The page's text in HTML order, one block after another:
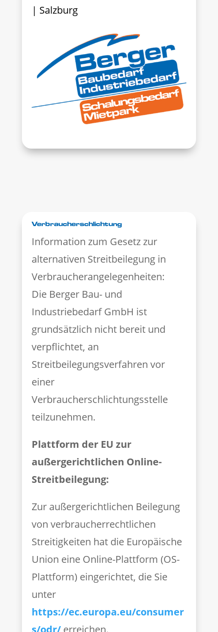
| Salzburg
Verbraucherschlichtung
Information zum Gesetz zur
alternativen Streitbeilegung in
Verbraucherangelegenheiten:
Die Berger Bau- und
Industriebedarf GmbH ist
grundsätzlich nicht bereit und
verpflichtet, an
Streitbeilegungsverfahren vor
einer
Verbraucherschlichtungsstelle
teilzunehmen.
Plattform der EU zur
außergerichtlichen Online-
Streitbeilegung:
Zur außergerichtlichen Beilegung
von verbraucherrechtlichen
Streitigkeiten hat die Europäische
Union eine Online-Plattform (OS-
Plattform) eingerichtet, die Sie
unter
https://ec.europa.eu/consumer
s/odr/erreichen.